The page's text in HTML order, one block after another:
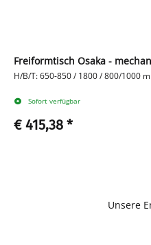
Freiformtisch Osaka -
H/B/T: 650-850 / 1800 / 800/1000
Sofort verfügbar
€ 415,38 *
Unsere